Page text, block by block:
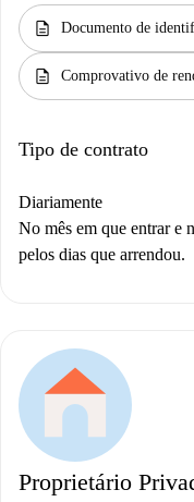
description Documento de
description Comprovativo de
Tipo de contrato
Diariamente
No mês em que entrar e
pelos dias que arrendou.
Proprietário